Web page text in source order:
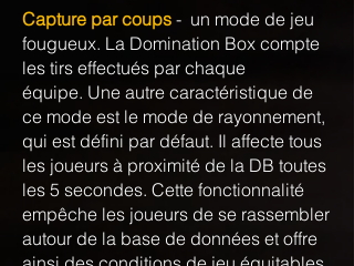
Capture par coups - un mode de jeu
fougueux. La Domination Box compte
les tirs effectués par chaque
équipe. Une autre caractéristique de
ce mode est le mode de rayonnement,
qui est défini par défaut. Il affecte tous
les joueurs à proximité de la DB toutes
les 5 secondes. Cette fonctionnalité
empêche les joueurs de se rassembler
autour de la base de données et offre